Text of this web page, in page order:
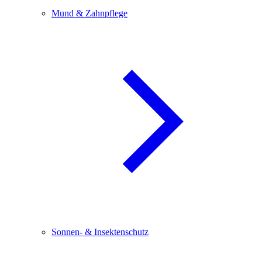
Mund & Zahnpflege
Sonnen- & Insektenschutz